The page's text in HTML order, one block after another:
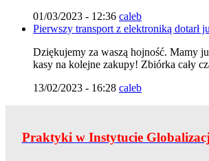
01/03/2023 - 12:36 caleb
Pierwszy transport z elektroniką dotarł
Dziękujemy za waszą hojność. Mamy
kasy na kolejne zakupy! Zbiórka cały
13/02/2023 - 16:28 caleb
Praktyki w Instytucie